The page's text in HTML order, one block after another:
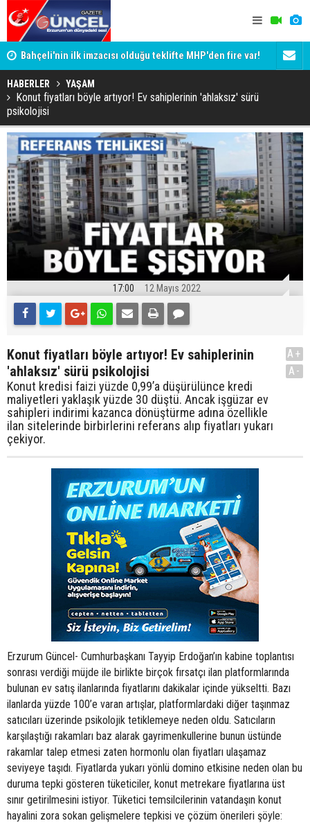
Bahçeli'nin ilk imzacısı olduğu teklifte MHP'den fire var!
İşte imzalamayan o isim
Siyaset-
HABERLER YAŞAM
Konut fiyatları böyle artıyor! Ev sahiplerinin 'ahlaksız' sürü
psikolojisi
17:00 12 Mayıs 2022
Konut fiyatları böyle artıyor! Ev sahiplerinin
'ahlaksız' sürü psikolojisi
Konut kredisi faizi yüzde 0,99’a düşürülünce kredi
maliyetleri yaklaşık yüzde 30 düştü. Ancak işgüzar ev
sahipleri indirimi kazanca dönüştürme adına özellikle
ilan sitelerinde birbirlerini referans alıp fiyatları yukarı
çekiyor.
A+
A-
Erzurum Güncel- Cumhurbaşkanı Tayyip Erdoğan’ın kabine toplantısı
sonrası verdiği müjde ile birlikte birçok fırsatçı ilan platformlarında
bulunan ev satış ilanlarında fiyatlarını dakikalar içinde yükseltti. Bazı
ilanlarda yüzde 100’e varan artışlar, platformlardaki diğer taşınmaz
satıcıları üzerinde psikolojik tetiklemeye neden oldu. Satıcıların
karşılaştığı rakamları baz alarak gayrimenkullerine bunun üstünde
rakamlar talep etmesi zaten hormonlu olan fiyatları ulaşamaz
seviyeye taşıdı. Fiyatlarda yukarı yönlü domino etkisine neden olan bu
duruma tepki gösteren tüketiciler, konut metrekare fiyatlarına üst
sınır getirilmesini istiyor. Tüketici temsilcilerinin vatandaşın konut
hayalini zora sokan gelişmelere tepkisi ve çözüm önerileri şöyle: